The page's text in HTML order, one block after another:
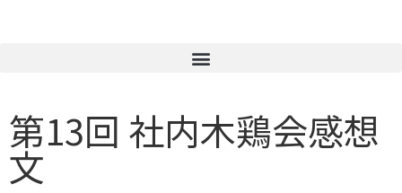
第13回 社内木鶏会感想
文